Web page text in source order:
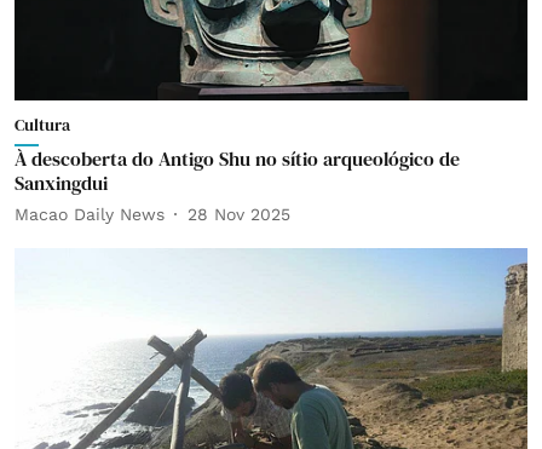
Cultura
À descoberta do Antigo Shu no sítio arqueológico de
Sanxingdui
Macao Daily News 28 Nov 2025